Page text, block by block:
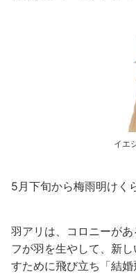
イエ
5月下旬から梅雨明けく
羽アリは、コロニーが
フが羽を生やして、新
すために飛び立ち「結婚